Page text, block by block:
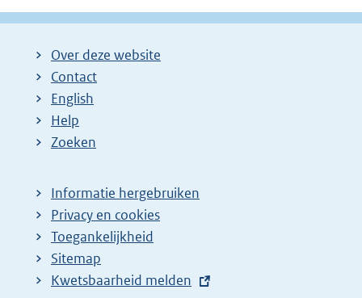
r
g
Over deze website
Contact
English
Help
Zoeken
Informatie hergebruiken
Privacy en cookies
Toegankelijkheid
Sitemap
E
Kwetsbaarheid melden